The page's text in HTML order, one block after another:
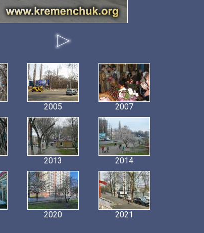
2005 2007
2013 2014
2020 2021